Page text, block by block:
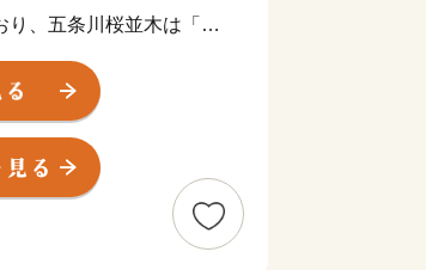
り、五条川桜並木は「日
で、国宝松江城を築城
存しています。
さを感じている住民の割